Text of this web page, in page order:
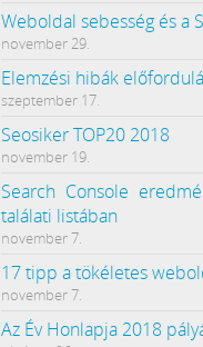
Weboldal sebesség és a
november 29.
Elemzési hibák
szeptember 17.
Seosiker TOP20 2018
november 19.
Search Console
találati listában
november 7.
17 tipp a tökéletes
november 7.
Az Év Honlapja 2018